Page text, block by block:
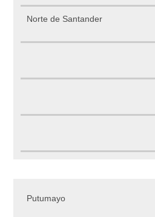
Norte de Santander
Putumayo